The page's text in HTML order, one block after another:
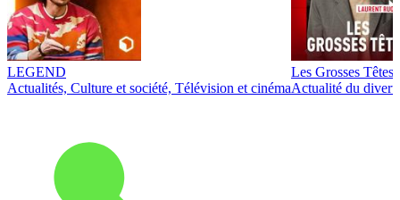
LEGEND
Actualités, Culture et société, Télévision et cinéma
Les Grosses Têtes
Actualité du